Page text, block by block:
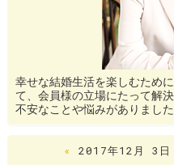
幸せな結婚生活を楽しむため
て、会員様の立場にたって解
不安なことや悩みがありまし
« 2017年12月 3